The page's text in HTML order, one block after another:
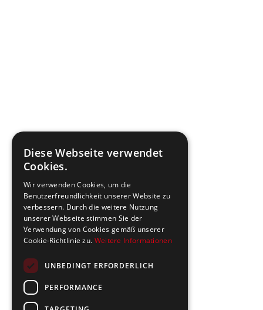
Diese Webseite verwendet
Cookies.
Wir verwenden Cookies, um die
Benutzerfreundlichkeit unserer Website zu
verbessern. Durch die weitere Nutzung
unserer Webseite stimmen Sie der
Verwendung von Cookies gemäß unserer
Cookie-Richtlinie zu. Weitere Informationen
UNBEDINGT ERFORDERLICH
PERFORMANCE